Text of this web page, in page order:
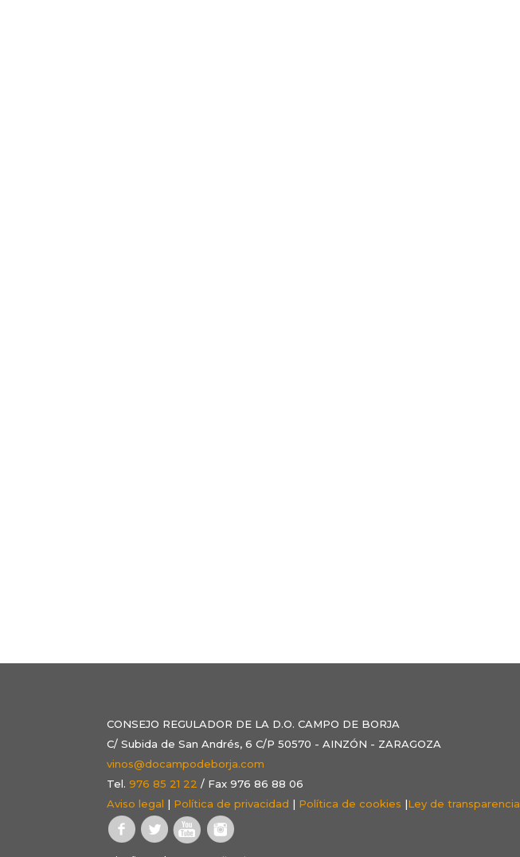
CONSEJO REGULADOR DE LA D.O. CAMPO DE BORJA
C/ Subida de San Andrés, 6 C/P 50570 - AINZÓN - ZARAGOZA
vinos@docampodeborja.com
Tel.976 85 21 22 / Fax 976 86 88 06
Aviso legal | Política de privacidad | Política de cookies |Ley de transparencia